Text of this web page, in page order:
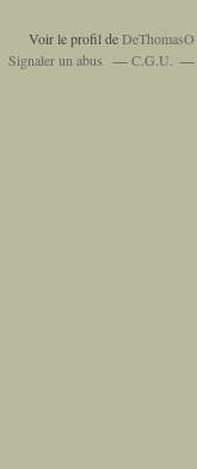
Voir le profil de DeThomasO
Signaler un abus
C.G.U.